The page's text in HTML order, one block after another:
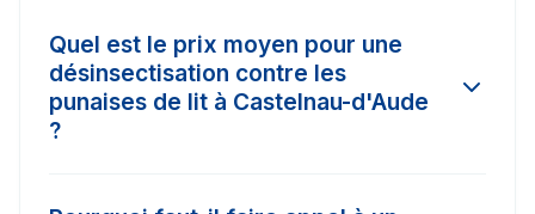
Quel est le prix moyen pour une
désinsectisation contre les
punaises de lit à Castelnau-d'Aude
?